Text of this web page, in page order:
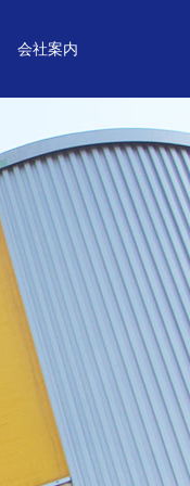
会社案内